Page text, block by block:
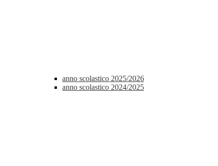
anno scolastico 2025/2026
anno scolastico 2024/2025